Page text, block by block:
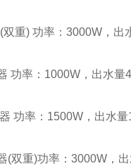
重) 功率：3000W，出
率：1000W，出水量
率：1500W，出水量
重)功率：3000W，出